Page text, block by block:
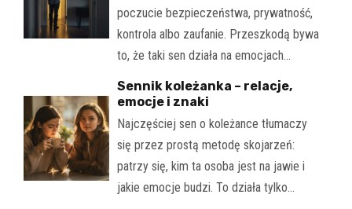
poczucie bezpieczeństwa, prywatność,
kontrola albo zaufanie. Przeszkodą bywa
to, że taki sen działa na emocjach…
Sennik koleżanka – relacje,
emocje i znaki
Najczęściej sen o koleżance tłumaczy
się przez prostą metodę skojarzeń:
patrzy się, kim ta osoba jest na jawie i
jakie emocje budzi. To działa tylko…